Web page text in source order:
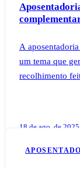
A
um tema que
recolhimento
18 de ago. de